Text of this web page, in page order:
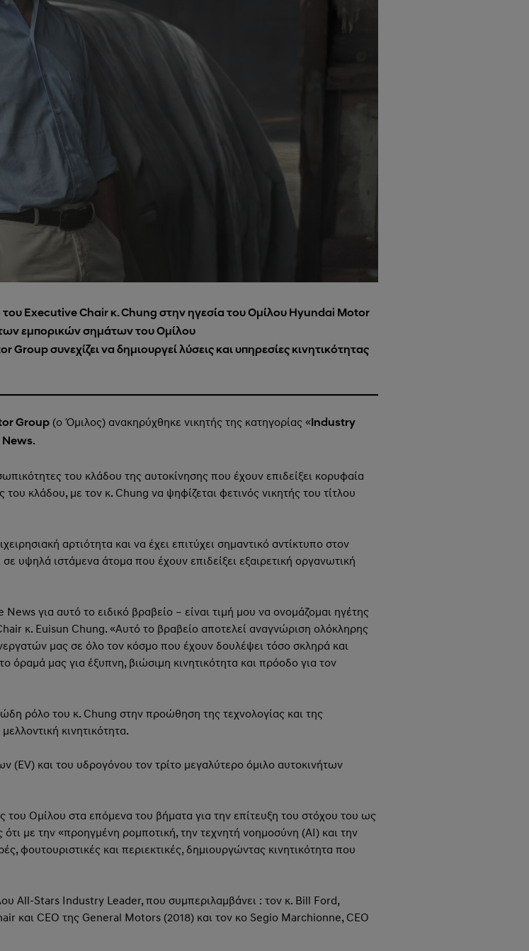
του Executive Chair κ. Chung στην ηγεσία του Ομίλου Hyundai Motor
εμπορικών σημάτων του Ομίλου
συνεχίζει να δημιουργεί λύσεις και υπηρεσίες κινητικότητας
Group(ο Όμιλος) ανακηρύχθηκε νικητής της κατηγορίας «Industry
.
του κλάδου της αυτοκίνησης που έχουν επιδείξει κορυφαία
κλάδου, με τον κ. Chung να ψηφίζεται φετινός νικητής του τίτλου
αρτιότητα και να έχει επιτύχει σημαντικό αντίκτυπο στον
υψηλά ιστάμενα άτομα που έχουν επιδείξει εξαιρετική οργανωτική
για αυτό το ειδικό βραβείο – είναι τιμή μου να ονομάζομαι ηγέτης
κ. Euisun Chung. «Αυτό το βραβείο αποτελεί αναγνώριση ολόκληρης
μας σε όλο τον κόσμο που έχουν δουλέψει τόσο σκληρά και
όραμά μας για έξυπνη, βιώσιμη κινητικότητα και πρόοδο για τον
ρόλο του κ. Chung στην προώθηση της τεχνολογίας και της
κινητικότητα.
(EV) και του υδρογόνου τον τρίτο μεγαλύτερο όμιλο αυτοκινήτων
Ομίλου στα επόμενα του βήματα για την επίτευξη του στόχου του ως
με την «προηγμένη ρομποτική, την τεχνητή νοημοσύνη (AI) και την
φουτουριστικές και περιεκτικές, δημιουργώντας κινητικότητα που
All-Stars Industry Leader, που συμπεριλαμβάνει : τον κ. Bill Ford,
και CEO της General Motors (2018) και τον κο Segio Marchionne, CEO